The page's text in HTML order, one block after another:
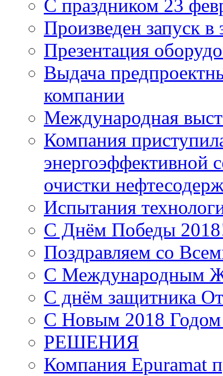
С праздником 23
Произведен запуск в
Презентация
Выдача
компании
Международная
Компания
энергоэффективной
очистки
Испытания
С Днём Победы
Поздравляем со
С Международным
С днём защитника
С Новым 2018
РЕШЕНИЯ
Компания Epuramat